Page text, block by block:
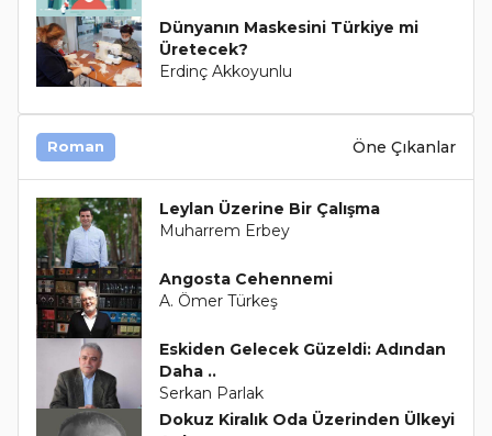
Dünyanın Maskesini Türkiye mi
Üretecek?
Erdinç Akkoyunlu
Roman Öne Çıkanlar
Leylan Üzerine Bir Çalışma
Muharrem Erbey
Angosta Cehennemi
A. Ömer Türkeş
Eskiden Gelecek Güzeldi: Adından
Daha ..
Serkan Parlak
Dokuz Kiralık Oda Üzerinden Ülkeyi